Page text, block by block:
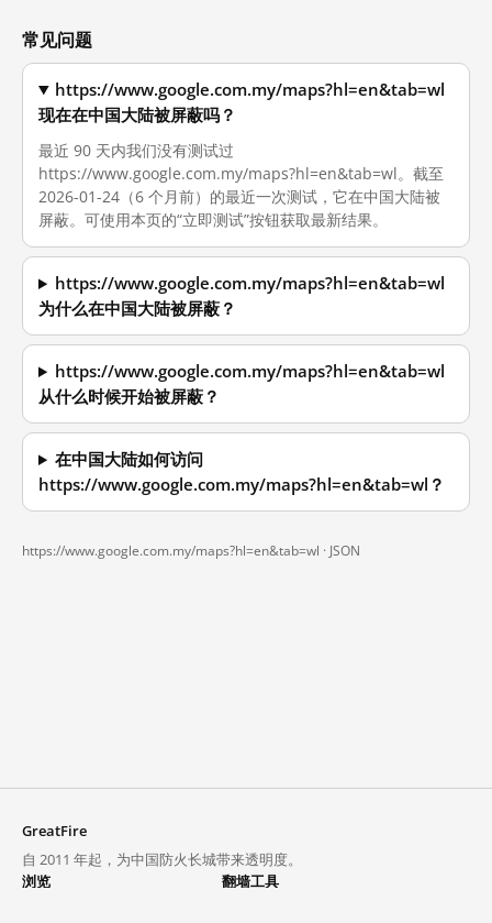
常见问题
https://www.google.com.my/maps?hl=en&tab=wl
现在在中国大陆被屏蔽吗？
最近 90 天内我们没有测试过
https://www.google.com.my/maps?hl=en&tab=wl。截至
2026-01-24（6 个月前）的最近一次测试，它在中国大陆被
屏蔽。可使用本页的“立即测试”按钮获取最新结果。
https://www.google.com.my/maps?hl=en&tab=wl
为什么在中国大陆被屏蔽？
https://www.google.com.my/maps?hl=en&tab=wl
从什么时候开始被屏蔽？
在中国大陆如何访问
https://www.google.com.my/maps?hl=en&tab=wl？
https://www.google.com.my/maps?hl=en&tab=wl · JSON
GreatFire
自 2011 年起，为中国防火长城带来透明度。
浏览
翻墙工具